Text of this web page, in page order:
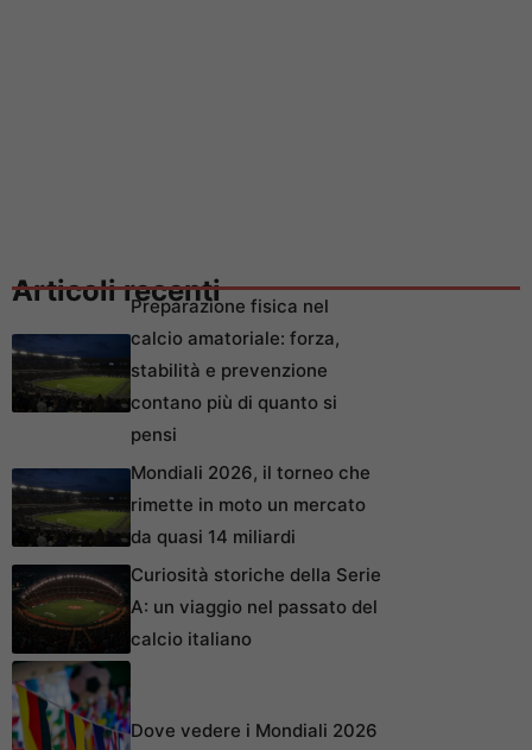
Articoli recentiPreparazione fisica nel
calcio amatoriale: forza,
stabilità e prevenzione
contano più di quanto si
pensi
Mondiali 2026, il torneo che
rimette in moto un mercato
da quasi 14 miliardi
Curiosità storiche della Serie
A: un viaggio nel passato del
calcio italiano
Dove vedere i Mondiali 2026